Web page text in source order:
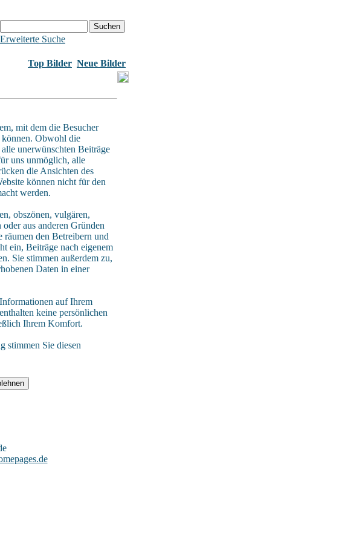
Erweiterte Suche
Top Bilder Neue Bilder
mit dem die Besucher
können. Obwohl die
unerwünschten Beiträge
uns unmöglich, alle
die Ansichten des
können nicht für den
werden.
obszönen, vulgären,
aus anderen Gründen
den Betreibern und
ein, Beiträge nach eigenem
Sie stimmen außerdem zu,
Daten in einer
auf Ihrem
keine persönlichen
Ihrem Komfort.
stimmen Sie diesen